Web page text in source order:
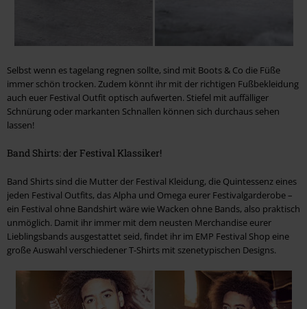
Selbst wenn es tagelang regnen sollte, sind mit Boots & Co die Füße
immer schön trocken. Zudem könnt ihr mit der richtigen Fußbekleidung
auch euer Festival Outfit optisch aufwerten. Stiefel mit auffälliger
Schnürung oder markanten Schnallen können sich durchaus sehen
lassen!
Band Shirts: der Festival Klassiker!
Band Shirts sind die Mutter der Festival Kleidung, die Quintessenz eines
jeden Festival Outfits, das Alpha und Omega eurer Festivalgarderobe –
ein Festival ohne Bandshirt wäre wie Wacken ohne Bands, also praktisch
unmöglich. Damit ihr immer mit dem neusten Merchandise eurer
Lieblingsbands ausgestattet seid, findet ihr im EMP Festival Shop eine
große Auswahl verschiedener T-Shirts mit szenetypischen Designs.